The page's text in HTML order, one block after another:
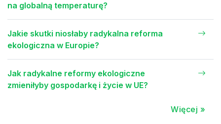
na globalną temperaturę?
Jakie skutki niosłaby radykalna reforma
ekologiczna w Europie?
Jak radykalne reformy ekologiczne
zmieniłyby gospodarkę i życie w UE?
Więcej »